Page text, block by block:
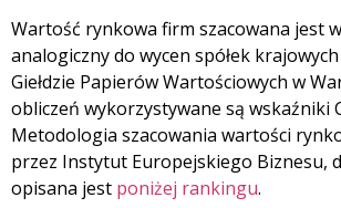
Wartość rynkowa firm szacowana jest
analogiczny do wycen spółek
Giełdzie Papierów Wartościowych w
obliczeń wykorzystywane są wskaźniki
Metodologia szacowania wartości
przez Instytut Europejskiego Biznesu,
opisana jest poniżej rankingu.